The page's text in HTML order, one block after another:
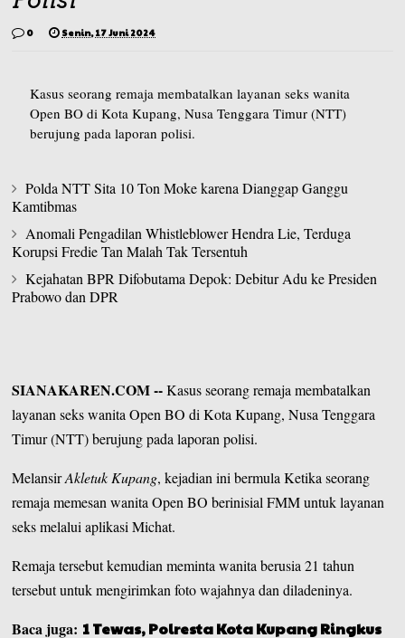
0 Senin, 17 Juni 2024
Kasus seorang remaja membatalkan layanan seks wanita
Open BO di Kota Kupang, Nusa Tenggara Timur (NTT)
berujung pada laporan polisi.
Polda NTT Sita 10 Ton Moke karena Dianggap Ganggu
Kamtibmas
Anomali Pengadilan Whistleblower Hendra Lie, Terduga
Korupsi Fredie Tan Malah Tak Tersentuh
Kejahatan BPR Difobutama Depok: Debitur Adu ke Presiden
Prabowo dan DPR
SIANAKAREN.COM--Kasus seorang remaja membatalkan
layanan seks wanitaOpen BO di Kota Kupang,Nusa Tenggara
Timur(NTT) berujung pada laporan polisi.
MelansirAkletuk Kupang, kejadian ini bermula Ketika seorang
remaja memesan wanita Open BO berinisial FMM untuk layanan
seks melalui aplikasi Michat.
Remaja tersebut kemudian meminta wanita berusia 21 tahun
tersebut untuk mengirimkan foto wajahnya dan diladeninya.
Baca juga: 1 Tewas, Polresta Kota Kupang Ringkus